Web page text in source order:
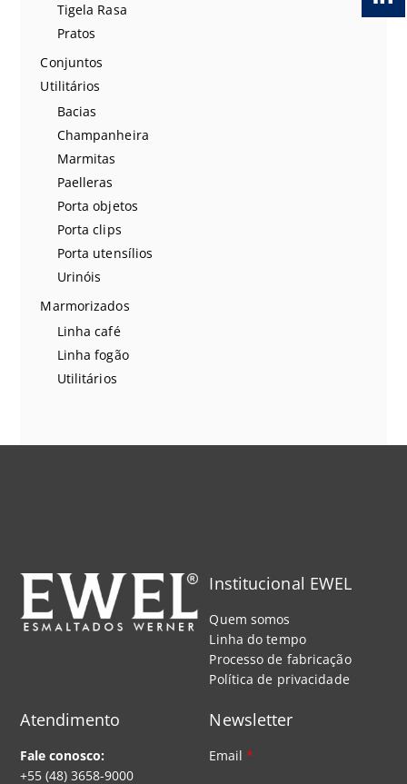
Tigela Rasa
Pratos
Conjuntos
Utilitários
Bacias
Champanheira
Marmitas
Paelleras
Porta objetos
Porta clips
Porta utensílios
Urinóis
Marmorizados
Linha café
Linha fogão
Utilitários
Institucional EWEL
Quem somos
Linha do tempo
Processo de fabricação
Política de privacidade
Atendimento
Fale conosco:
+55 (48) 3658-9000
Newsletter
Email*